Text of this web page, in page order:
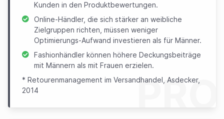
PRO
Kunden in den Produktbewertungen.
Online-Händler, die sich stärker an weibliche
Zielgruppen richten, müssen weniger
Optimierungs-Aufwand investieren als für Männer.
Fashionhändler können höhere Deckungsbeiträge
mit Männern als mit Frauen erzielen.
* Retourenmanagement im Versandhandel, Asdecker,
2014